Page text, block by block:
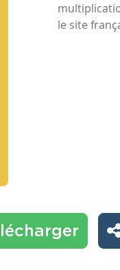
le site